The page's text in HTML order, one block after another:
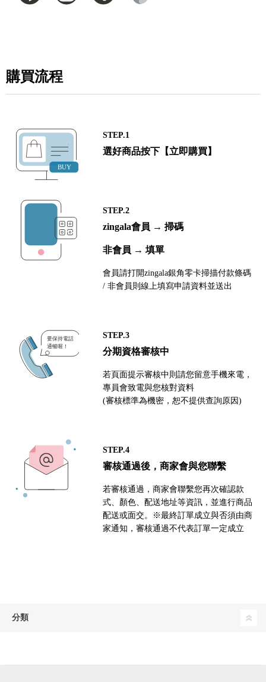
購買流程
STEP.1
選好商品按下【立即購買】
STEP.2
zingala會員 → 掃碼
非會員 → 填單
會員請打開zingala銀角零卡掃描付款條碼
/ 非會員則線上填寫申請資料並送出
STEP.3
分期資格審核中
若頁面提示審核中則請您留意手機來電，
專員會致電與您核對資料
(審核標準為機密，恕不提供查詢原因)
STEP.4
審核通過後，商家會與您聯繫
若審核通過，商家會聯繫您再次確認款
式、顏色、配送地址等資訊，並進行商品
配送或面交。※最終訂單成立與否須由商
家通知，審核通過不代表訂單一定成立
分類